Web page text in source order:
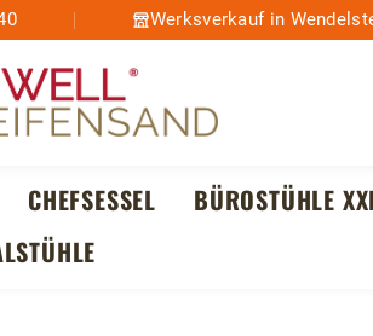
springen Werksverkauf in
CHEFSESSEL BÜROSTÜHLE